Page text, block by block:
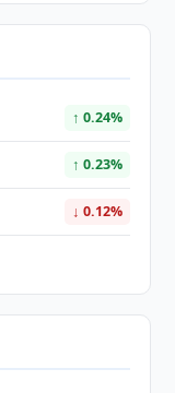
↑ 0.24%
↑ 0.23%
↓ 0.12%